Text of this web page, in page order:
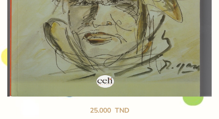
25.000 TND